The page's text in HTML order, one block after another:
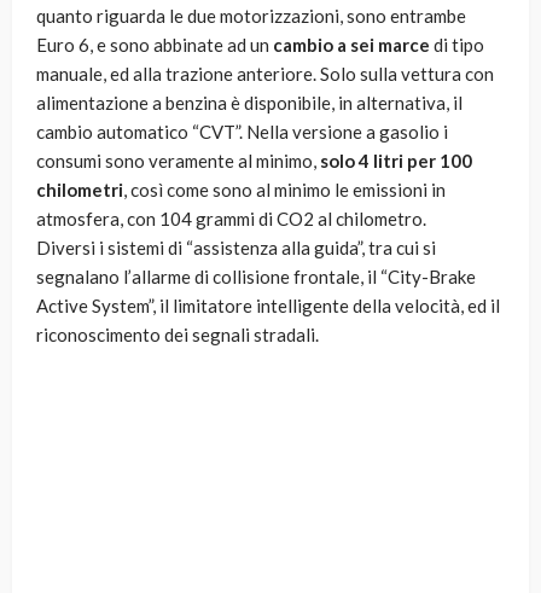
quanto riguarda le due motorizzazioni, sono entrambe
Euro 6, e sono abbinate ad un cambio a sei marce di tipo
manuale, ed alla trazione anteriore. Solo sulla vettura con
alimentazione a benzina è disponibile, in alternativa, il
cambio automatico “CVT”. Nella versione a gasolio i
consumi sono veramente al minimo, solo 4 litri per 100
chilometri, così come sono al minimo le emissioni in
atmosfera, con 104 grammi di CO2 al chilometro.
Diversi i sistemi di “assistenza alla guida”, tra cui si
segnalano l’allarme di collisione frontale, il “City-Brake
Active System”, il limitatore intelligente della velocità, ed il
riconoscimento dei segnali stradali.